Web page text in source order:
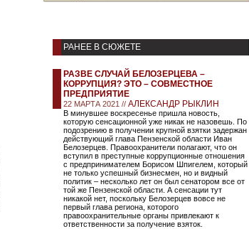
РАНЕЕ В СЮЖЕТЕ
РАЗВЕ СЛУЧАЙ БЕЛОЗЕРЦЕВА –
КОРРУПЦИЯ? ЭТО – СОВМЕСТНОЕ
ПРЕДПРИЯТИЕ
22 МАРТА 2021 // АЛЕКСАНДР РЫКЛИН
В минувшее воскресенье пришла новость,
которую сенсационной уже никак не назовешь. По
подозрению в получении крупной взятки задержан
действующий глава Пензенской области Иван
Белозерцев. Правоохранители полагают, что он
вступил в преступные коррупционные отношения
с предпринимателем Борисом Шпигелем, который
не только успешный бизнесмен, но и видный
политик – несколько лет он был сенатором все от
той же Пензенской области. А сенсации тут
никакой нет, поскольку Белозерцев вовсе не
первый глава региона, которого
правоохранительные органы привлекают к
ответственности за получение взяток.